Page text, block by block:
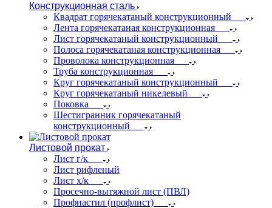
Конструкционная сталь
Квадрат горячекатаный конструкционный
Лента горячекатаная конструкционная
Лист горячекатаный конструкционный
Полоса горячекатаная конструкционная
Проволока конструкционная
Труба конструкционная
Круг горячекатаный конструкционный
Круг горячекатаный никелевый
Поковка
Шестигранник горячекатаный
конструкционный
Листовой прокат
Лист г/к
Лист рифленый
Лист х/к
Просечно-вытяжной лист (ПВЛ)
Профнастил (профлист)